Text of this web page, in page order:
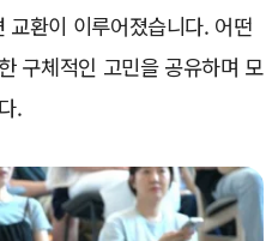
환이 이루어졌습니다. 어떤
구체적인 고민을 공유하며 모
.